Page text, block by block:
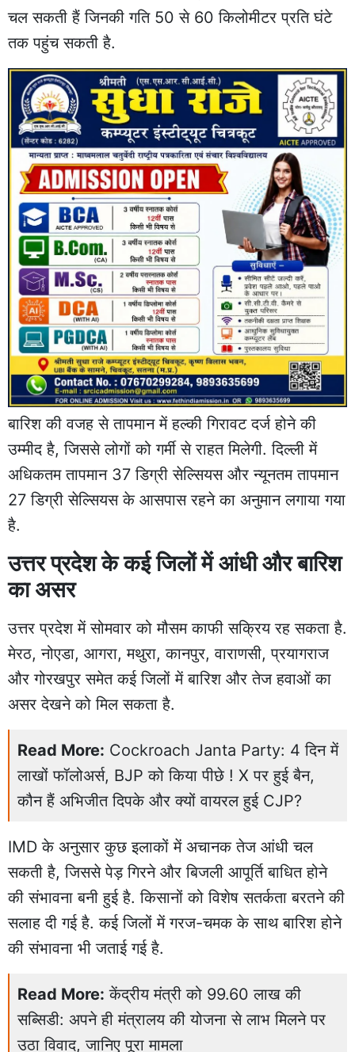
चल सकती हैं जिनकी गति 50 से 60 किलोमीटर प्रति घंटे
तक पहुंच सकती है.
बारिश की वजह से तापमान में हल्की गिरावट दर्ज होने की
उम्मीद है, जिससे लोगों को गर्मी से राहत मिलेगी. दिल्ली में
अधिकतम तापमान 37 डिग्री सेल्सियस और न्यूनतम तापमान
27 डिग्री सेल्सियस के आसपास रहने का अनुमान लगाया गया
है.
उत्तर प्रदेश के कई जिलों में आंधी और बारिश
का असर
उत्तर प्रदेश में सोमवार को मौसम काफी सक्रिय रह सकता है.
मेरठ, नोएडा, आगरा, मथुरा, कानपुर, वाराणसी, प्रयागराज
और गोरखपुर समेत कई जिलों में बारिश और तेज हवाओं का
असर देखने को मिल सकता है.
Read More: Cockroach Janta Party: 4 दिन में
लाखों फॉलोअर्स, BJP को किया पीछे ! X पर हुई बैन,
कौन हैं अभिजीत दिपके और क्यों वायरल हुई CJP?
IMD के अनुसार कुछ इलाकों में अचानक तेज आंधी चल
सकती है, जिससे पेड़ गिरने और बिजली आपूर्ति बाधित होने
की संभावना बनी हुई है. किसानों को विशेष सतर्कता बरतने की
सलाह दी गई है. कई जिलों में गरज-चमक के साथ बारिश होने
की संभावना भी जताई गई है.
Read More: केंद्रीय मंत्री को 99.60 लाख की
सब्सिडी: अपने ही मंत्रालय की योजना से लाभ मिलने पर
उठा विवाद, जानिए पूरा मामला